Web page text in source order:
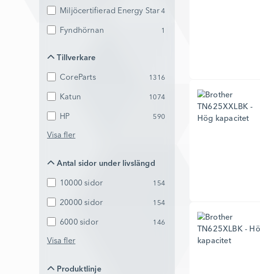
Miljöcertifierad Energy Star 4
Fyndhörnan 1
Tillverkare
Tillverkare
CoreParts 1316
Katun 1074
HP 590
Visa fler
Antal sidor under livslängd
Antal sidor under livslängd
10000 sidor 154
20000 sidor 154
6000 sidor 146
Visa fler
Produktlinje
Produktlinje